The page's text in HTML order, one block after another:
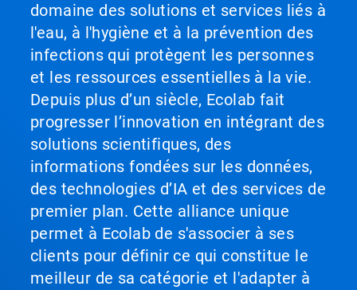
domaine des solutions et services liés à
l'eau, à l'hygiène et à la prévention des
infections qui protègent les personnes
et les ressources essentielles à la vie.
Depuis plus d’un siècle, Ecolab fait
progresser l’innovation en intégrant des
solutions scientifiques, des
informations fondées sur les données,
des technologies d’IA et des services de
premier plan. Cette alliance unique
permet à Ecolab de s'associer à ses
clients pour définir ce qui constitue le
meilleur de sa catégorie et l'adapter à